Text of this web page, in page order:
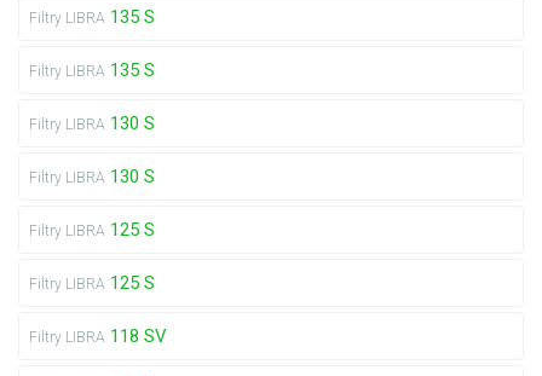
Filtry LIBRA 135 S
Filtry LIBRA 135 S
Filtry LIBRA 130 S
Filtry LIBRA 130 S
Filtry LIBRA 125 S
Filtry LIBRA 125 S
Filtry LIBRA 118 SV